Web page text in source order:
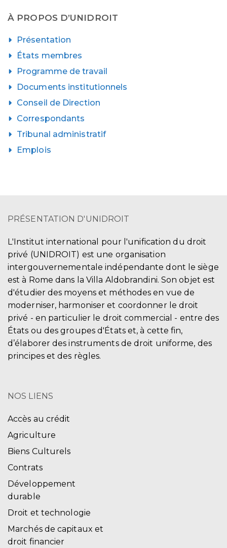
publications
À PROPOS D’UNIDROIT
Présentation
États membres
Programme de travail
Documents institutionnels
Conseil de Direction
Correspondants
Tribunal administratif
Emplois
PRÉSENTATION D'UNIDROIT
L'Institut international pour l'unification du droit
privé (UNIDROIT) est une organisation
intergouvernementale indépendante dont le siège
est à Rome dans la Villa Aldobrandini. Son objet est
d'étudier des moyens et méthodes en vue de
moderniser, harmoniser et coordonner le droit
privé - en particulier le droit commercial - entre des
États ou des groupes d'États et, à cette fin,
d’élaborer des instruments de droit uniforme, des
principes et des règles.
NOS LIENS
Accès au crédit
Agriculture
Biens Culturels
Contrats
Développement
durable
Droit et technologie
Marchés de capitaux et
droit financier